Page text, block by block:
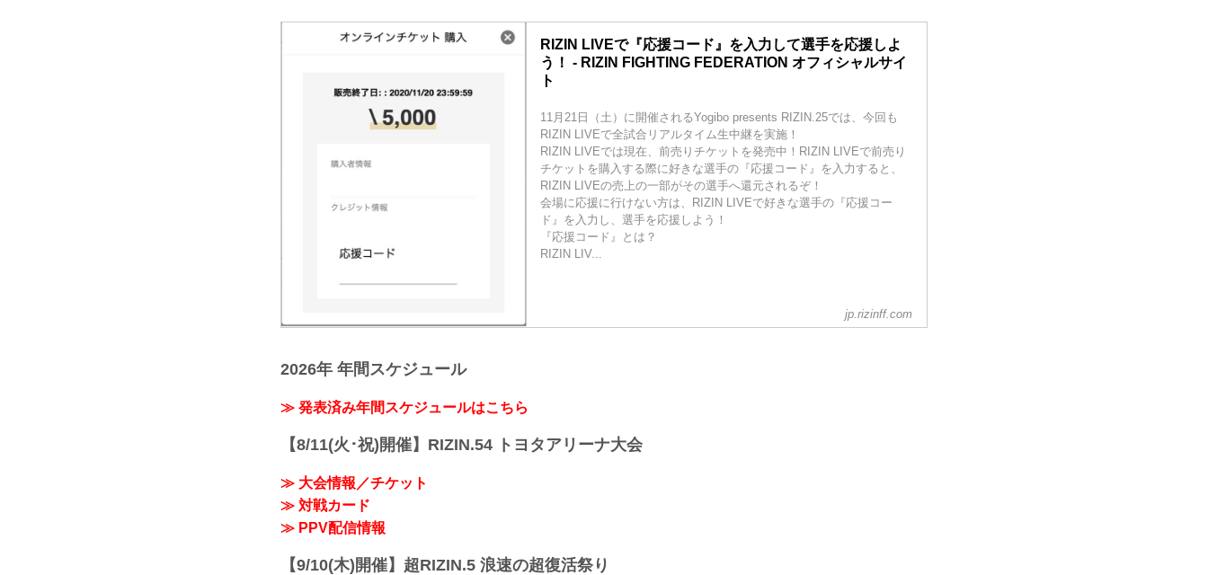
RIZIN LIVEで『応援コード』を入力して選手を応援しよ
う！ - RIZIN FIGHTING FEDERATION オフィシャルサイ
ト
11月21日（土）に開催されるYogibo presents RIZIN.25では、今回も
RIZIN LIVEで全試合リアルタイム生中継を実施！
RIZIN LIVEでは現在、前売りチケットを発売中！RIZIN LIVEで前売り
チケットを購入する際に好きな選手の『応援コード』を入力すると、
RIZIN LIVEの売上の一部がその選手へ還元されるぞ！
会場に応援に行けない方は、RIZIN LIVEで好きな選手の『応援コー
ド』を入力し、選手を応援しよう！
『応援コード』とは？
RIZIN LIV...
jp.rizinff.com
2026年 年間スケジュール
≫ 発表済み年間スケジュールはこちら
【8/11(火･祝)開催】RIZIN.54 トヨタアリーナ大会
≫ 大会情報／チケット
≫ 対戦カード
≫ PPV配信情報
【9/10(木)開催】超RIZIN.5 浪速の超復活祭り